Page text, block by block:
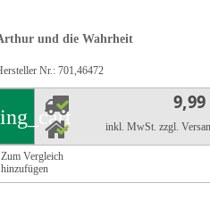
und die Wahrheit
Nr.: 701,46472
9,99
inkl. MwSt. zzgl.
Zum Vergleich
hinzufügen